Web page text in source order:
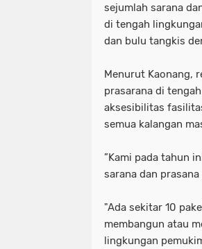
sejumlah sarana
di tengah
dan bulu tangkis
Menurut Kaonang,
prasarana di
aksesibilitas
semua kalangan
”Kami pada tahun
sarana dan
"Ada sekitar 10
membangun atau
lingkungan